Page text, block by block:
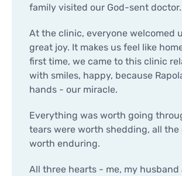
family visited our God-sent doctor.
At the clinic, everyone welcomed
great joy. It makes us feel like
first time, we came to this clinic
with smiles, happy, because
hands - our miracle.
Everything was worth going
tears were worth shedding, all the
worth enduring.
All three hearts - me, my husband